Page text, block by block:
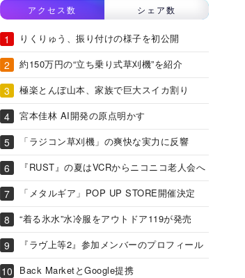
アクセス数 シェア数
りくりゅう、振り付けの様子を初公開
約150万円の“立ち乗り式草刈機”を紹介
極楽とんぼ山本、家族で巨大スイカ割り
宮本佳林 AI開発の原点明かす
「ラジコン草刈機」の爽快な実力に反響
『RUST』の夏はVCRからニコニコ老人会へ
「メタルギア」POP UP STORE開催決定
“着る氷水”水冷服をアウトドア119が発売
『ラヴ上等2』参加メンバーのプロフィール
Back MarketとGoogle提携